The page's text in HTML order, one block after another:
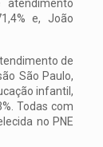
e, João
de
São Paulo,
infantil,
Todas com
no PNE